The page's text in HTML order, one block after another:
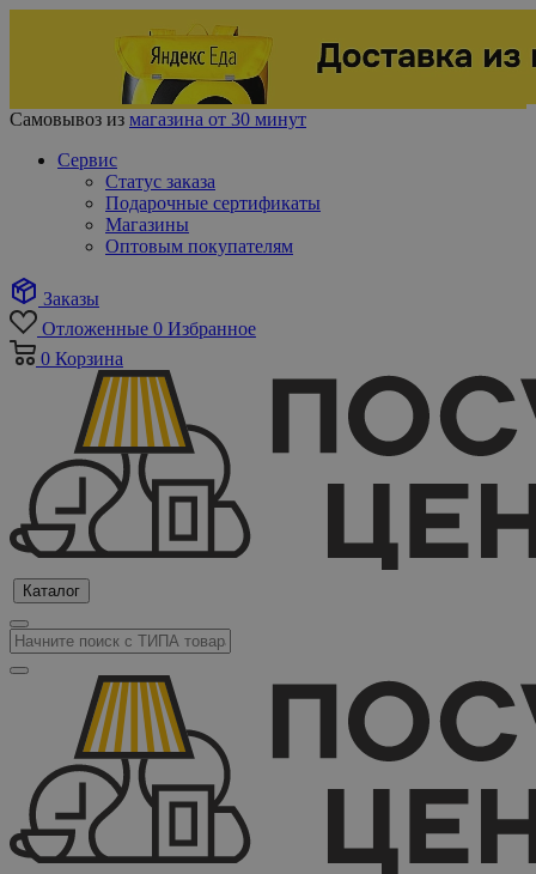
Самовывоз из магазина от 30 минут
Сервис
Статус заказа
Подарочные сертификаты
Магазины
Оптовым покупателям
Заказы
Отложенные 0 Избранное
0 Корзина
Каталог